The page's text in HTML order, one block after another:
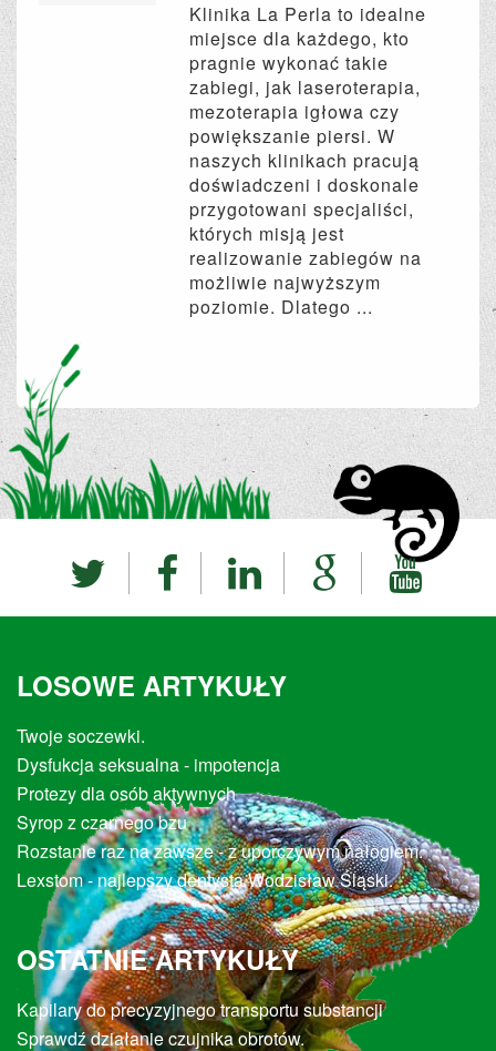
Klinika La Perla to idealne
miejsce dla każdego, kto
pragnie wykonać takie
zabiegi, jak laseroterapia,
mezoterapia igłowa czy
powiększanie piersi. W
naszych klinikach pracują
doświadczeni i doskonale
przygotowani specjaliści,
których misją jest
realizowanie zabiegów na
możliwie najwyższym
poziomie. Dlatego ...
LOSOWE ARTYKUŁY
Twoje soczewki.
Dysfukcja seksualna - impotencja
Protezy dla osób aktywnych
Syrop z czarnego bzu
Rozstanie raz na zawsze - z uporczywym nałogiem.
Lexstom - najlepszy dentysta Wodzisław Śląski.
OSTATNIE ARTYKUŁY
Kapilary do precyzyjnego transportu substancji
Sprawdź działanie czujnika obrotów.